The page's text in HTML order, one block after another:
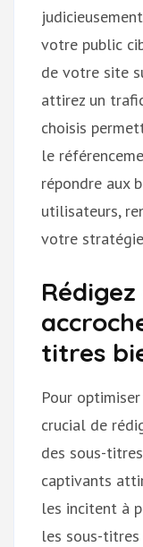
votre public
de votre site
attirez un
choisis
le
répondre aux
utilisateurs,
votre
titres
Pour
crucial de
des sous-
captivants
les incitent à
les sous-